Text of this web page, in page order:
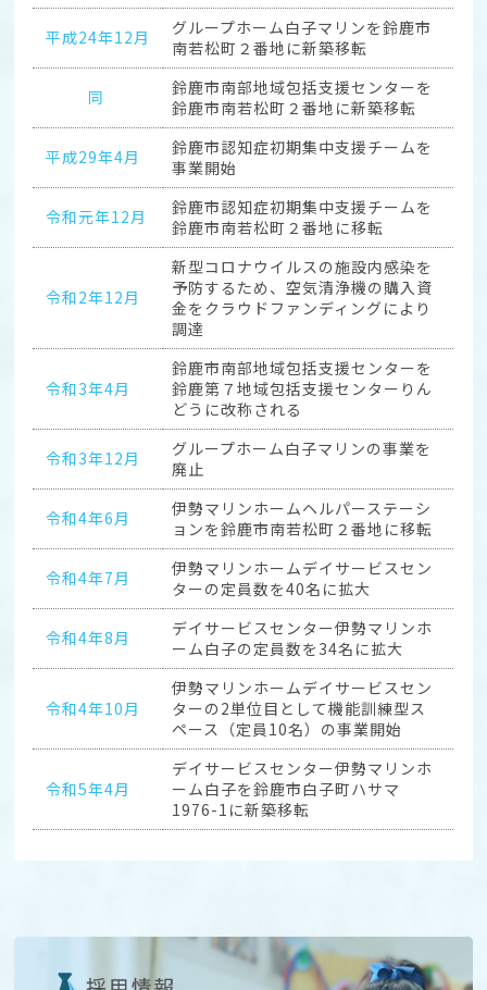
平成24年12月
グループホーム白子マリンを鈴鹿市
南若松町２番地に新築移転
同
鈴鹿市南部地域包括支援センターを
鈴鹿市南若松町２番地に新築移転
平成29年4月
鈴鹿市認知症初期集中支援チームを
事業開始
令和元年12月
鈴鹿市認知症初期集中支援チームを
鈴鹿市南若松町２番地に移転
令和2年12月
新型コロナウイルスの施設内感染を
予防するため、空気清浄機の購入資
金をクラウドファンディングにより
調達
令和3年4月
鈴鹿市南部地域包括支援センターを
鈴鹿第７地域包括支援センターりん
どうに改称される
令和3年12月
グループホーム白子マリンの事業を
廃止
令和4年6月
伊勢マリンホームヘルパーステーシ
ョンを鈴鹿市南若松町２番地に移転
令和4年7月
伊勢マリンホームデイサービスセン
ターの定員数を40名に拡大
令和4年8月
デイサービスセンター伊勢マリンホ
ーム白子の定員数を34名に拡大
令和4年10月
伊勢マリンホームデイサービスセン
ターの2単位目として機能訓練型ス
ペース（定員10名）の事業開始
令和5年4月
デイサービスセンター伊勢マリンホ
ーム白子を鈴鹿市白子町ハサマ
1976-1に新築移転